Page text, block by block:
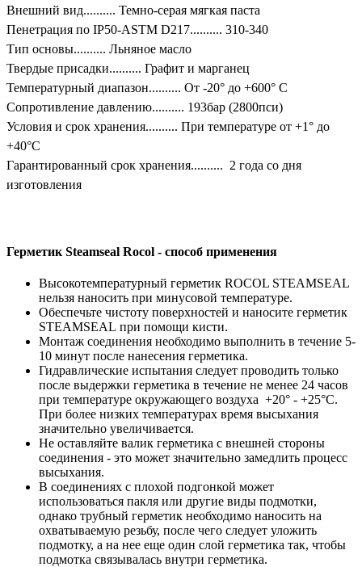
Внешний вид.......... Темно-серая мягкая паста
Пенетрация по IP50-ASTM D217.......... 310-340
Тип основы.......... Льняное масло
Твердые присадки.......... Графит и марганец
Температурный диапазон.......... От -20° до +600° C
Сопротивление давлению.......... 193бар (2800пси)
Условия и срок хранения.......... При температуре от +1° до
+40°C
Гарантированный срок хранения.......... 2 года со дня
изготовления
Герметик Steamseal Rocol - способ применения
Высокотемпературный герметик ROCOL STEAMSEAL
нельзя наносить при минусовой температуре.
Обеспечьте чистоту поверхностей и наносите герметик
STEAMSEAL при помощи кисти.
Монтаж соединения необходимо выполнить в течение 5-
10 минут после нанесения герметика.
Гидравлические испытания следует проводить только
после выдержки герметика в течение не менее 24 часов
при температуре окружающего воздуха +20° - +25°C.
При более низких температурах время высыхания
значительно увеличивается.
Не оставляйте валик герметика с внешней стороны
соединения - это может значительно замедлить процесс
высыхания.
В соединениях с плохой подгонкой может
использоваться пакля или другие виды подмотки,
однако трубный герметик необходимо наносить на
охватываемую резьбу, после чего следует уложить
подмотку, а на нее еще один слой герметика так, чтобы
подмотка связывалась внутри герметика.